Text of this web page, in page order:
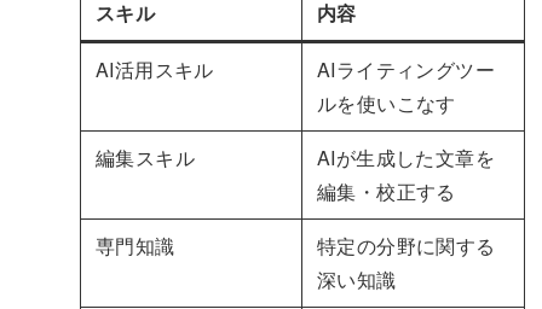
スキル 内容
AI活用スキル
AIライティングツー
ルを使いこなす
編集スキル
AIが生成した文章を
編集・校正する
専門知識
特定の分野に関する
深い知識